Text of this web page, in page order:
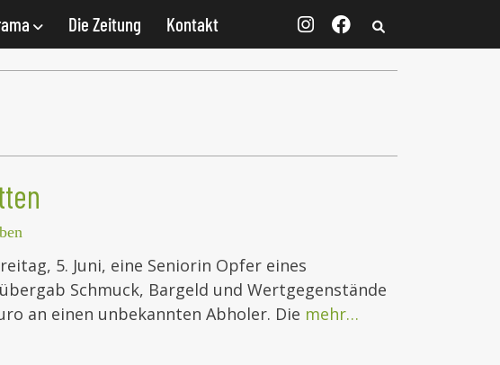
Die Zeitung Kontakt
5. Juni, eine Seniorin Opfer eines
Schmuck, Bargeld und Wertgegenstände
an einen unbekannten Abholer. Die mehr…